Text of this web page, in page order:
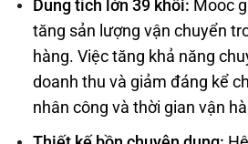
Dung tích lớn 39 khối: Mooc
tăng sản lượng vận chuyển
hàng. Việc tăng khả năng
doanh thu và giảm đáng kể
nhân công và thời gian vận